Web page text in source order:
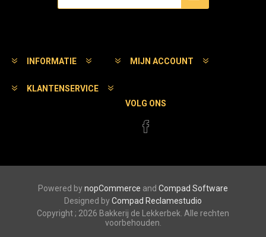
INFORMATIE MIJN ACCOUNT
KLANTENSERVICE
VOLG ONS
Powered bynopCommerce and Compad Software
Designed byCompad Reclamestudio
Copyright ; 2026 Bakkerij de Lekkerbek. Alle rechten
voorbehouden.